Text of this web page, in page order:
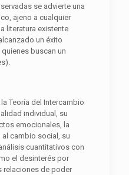
se advierte una
ajeno a cualquier
literatura existente
un éxito
buscan un
Teoría del Intercambio
individual, su
emocionales, la
cambio social, su
cuantitativos con
el desinterés por
relaciones de poder